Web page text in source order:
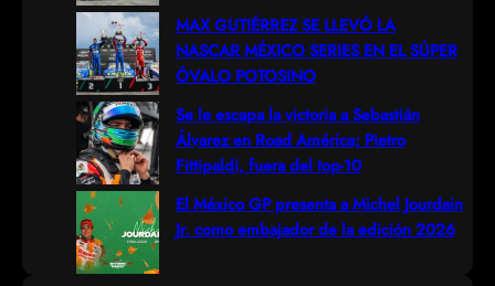
MAX GUTIÉRREZ SE LLEVÓ LA
NASCAR MÉXICO SERIES EN EL SÚPER
ÓVALO POTOSINO
Se le escapa la victoria a Sebastián
Álvarez en Road América; Pietro
Fittipaldi, fuera del top-10
El México GP presenta a Michel Jourdain
Jr. como embajador de la edición 2026